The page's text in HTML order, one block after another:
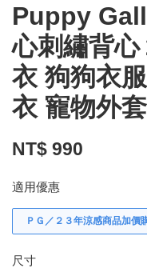
Puppy
心刺繡背
衣 狗狗衣
衣 寵物外套
NT$ 990
適用優惠
ＰＧ／２３年涼感商品加價
尺寸